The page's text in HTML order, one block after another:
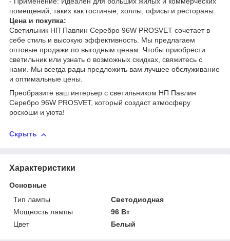
помещений, таких как гостиные, холлы, офисы и рестораны.
Цена и покупка:
Светильник НП Павлин Серебро 96W PROSVET сочетает в
себе стиль и высокую эффективность. Мы предлагаем
оптовые продажи по выгодным ценам. Чтобы приобрести
светильник или узнать о возможных скидках, свяжитесь с
нами. Мы всегда рады предложить вам лучшее обслуживание
и оптимальные цены.
Преобразите ваш интерьер с светильником НП Павлин
Серебро 96W PROSVET, который создаст атмосферу
роскоши и уюта!
Скрыть
Характеристики
Основные
Тип лампы
Светодиодная
Мощность лампы
96 Вт
Цвет
Белый